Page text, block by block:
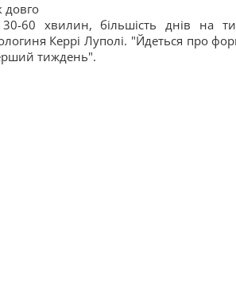
довго
30-60 хвилин, більшість днів на
Керрі Луполі. "Йдеться про
тиждень".